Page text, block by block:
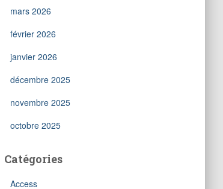
mars 2026
février 2026
janvier 2026
décembre 2025
novembre 2025
octobre 2025
Catégories
Access